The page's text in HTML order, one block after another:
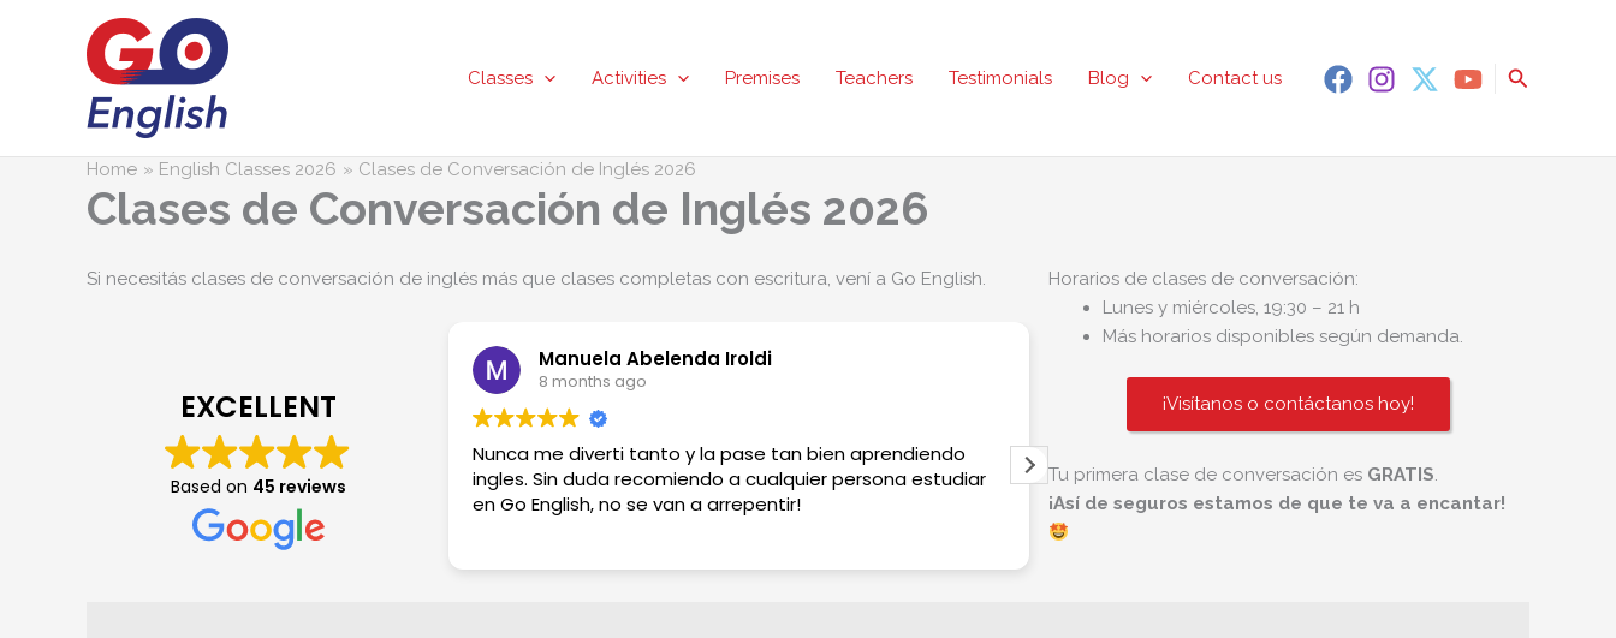
Classes Activities Premises Teachers Testimonials Blog Contact us Search
Home English Classes 2026 Clases de Conversación de Inglés 2026
Clases de Conversación de Inglés 2026
Si necesitás clases de conversación de inglés más que clases completas con escritura, vení a Go English.
EXCELLENT
Based on 45 reviews
Manuela Abelenda Iroldi
8 months ago
Nunca me diverti tanto y la pase tan bien aprendiendo
ingles. Sin duda recomiendo a cualquier persona estudiar
en Go English, no se van a arrepentir!
8 months ago
Horarios de clases de conversación:
Lunes y miércoles, 19:30 – 21 h
Más horarios disponibles según demanda.
¡Visítanos o contáctanos hoy!
Tu primera clase de conversación es GRATIS.
¡Así de seguros estamos de que te va a encantar!